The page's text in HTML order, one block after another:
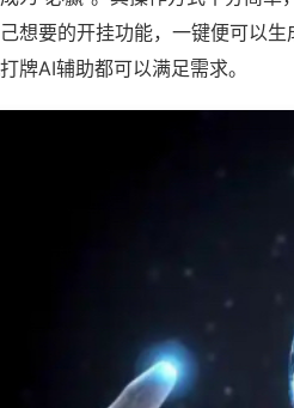
想要的开挂功能，一键便可以
牌AI辅助都可以满足需求。